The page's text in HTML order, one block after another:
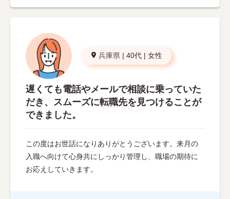
兵庫県 | 40代 | 女性
遅くても電話やメールで相談に乗っていた
だき、スムーズに転職先を見つけることが
できました。
この度はお世話になりありがとうございます。来月の
入職へ向けて心身共にしっかり管理し、職場の期待に
お応えしていきます。